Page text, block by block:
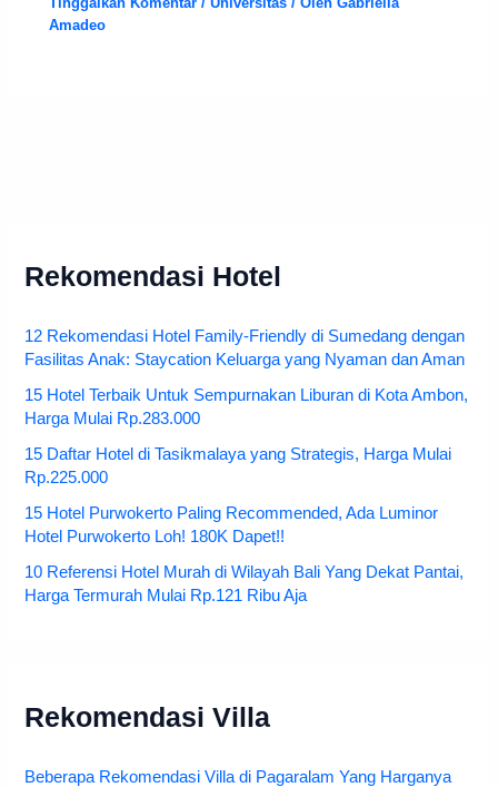
Amadeo
Rekomendasi Hotel
12 Rekomendasi Hotel Family-Friendly di Sumedang dengan
Fasilitas Anak: Staycation Keluarga yang Nyaman dan Aman
15 Hotel Terbaik Untuk Sempurnakan Liburan di Kota Ambon,
Harga Mulai Rp.283.000
15 Daftar Hotel di Tasikmalaya yang Strategis, Harga Mulai
Rp.225.000
15 Hotel Purwokerto Paling Recommended, Ada Luminor
Hotel Purwokerto Loh! 180K Dapet!!
10 Referensi Hotel Murah di Wilayah Bali Yang Dekat Pantai,
Harga Termurah Mulai Rp.121 Ribu Aja
Rekomendasi Villa
Beberapa Rekomendasi Villa di Pagaralam Yang Harganya